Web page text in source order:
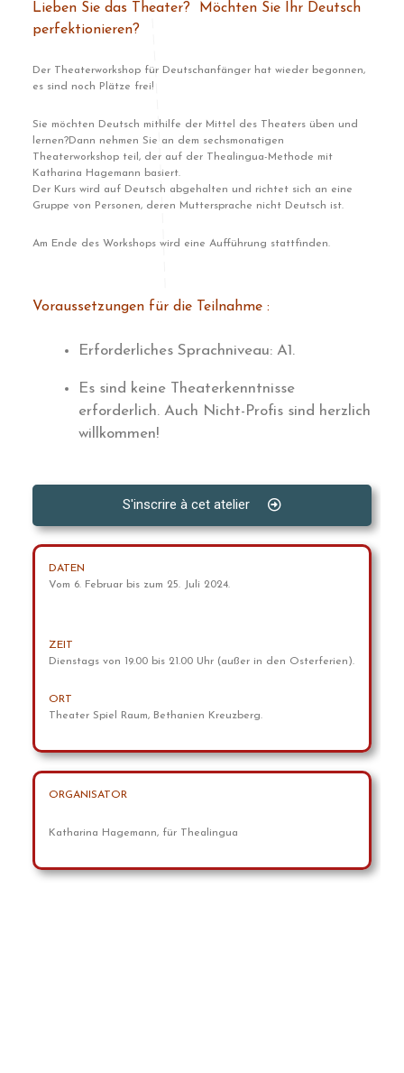
Lieben Sie das Theater? Möchten Sie Ihr Deutsch
perfektionieren?
Der Theaterworkshop für Deutschanfänger hat wieder begonnen,
es sind noch Plätze frei!
Sie möchten Deutsch mithilfe der Mittel des Theaters üben und
lernen?Dann nehmen Sie an dem sechsmonatigen
Theaterworkshop teil, der auf der Thealingua-Methode mit
Katharina Hagemann basiert.
Der Kurs wird auf Deutsch abgehalten und richtet sich an eine
Gruppe von Personen, deren Muttersprache nicht Deutsch ist.
Am Ende des Workshops wird eine Aufführung stattfinden.
Voraussetzungen für die Teilnahme :
Erforderliches Sprachniveau: A1.
Es sind keine Theaterkenntnisse
erforderlich. Auch Nicht-Profis sind herzlich
willkommen!
S'inscrire à cet atelier
DATEN
Vom 6. Februar bis zum 25. Juli 2024.
ZEIT
Dienstags von 19.00 bis 21.00 Uhr (außer in den Osterferien).
ORT
Theater Spiel Raum, Bethanien Kreuzberg.
ORGANISATOR
Katharina Hagemann, für Thealingua